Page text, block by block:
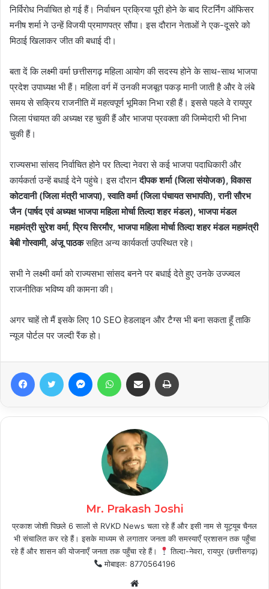
निर्विरोध निर्वाचित हो गई हैं। निर्वाचन प्रक्रिया पूरी होने के बाद रिटर्निंग ऑफिसर
मनीष शर्मा ने उन्हें विजयी प्रमाणपत्र सौंपा। इस दौरान नेताओं ने एक-दूसरे को
मिठाई खिलाकर जीत की बधाई दी।
बता दें कि लक्ष्मी वर्मा छत्तीसगढ़ महिला आयोग की सदस्य होने के साथ-साथ भाजपा
प्रदेश उपाध्यक्ष भी हैं। महिला वर्ग में उनकी मजबूत पकड़ मानी जाती है और वे लंबे
समय से सक्रिय राजनीति में महत्वपूर्ण भूमिका निभा रही हैं। इससे पहले वे रायपुर
जिला पंचायत की अध्यक्ष रह चुकी हैं और भाजपा प्रवक्ता की जिम्मेदारी भी निभा
चुकी हैं।
राज्यसभा सांसद निर्वाचित होने पर तिल्दा नेवरा से कई भाजपा पदाधिकारी और
कार्यकर्ता उन्हें बधाई देने पहुंचे। इस दौरानदीपक शर्मा (जिला संयोजक), विकास
कोटवानी (जिला मंत्री भाजपा), स्वाति वर्मा (जिला पंचायत सभापति), रानी सौरभ
जैन (पार्षद एवं अध्यक्ष भाजपा महिला मोर्चा तिल्दा शहर मंडल), भाजपा मंडल
महामंत्री सुरेश वर्मा, प्रिय सिरमौर, भाजपा महिला मोर्चा तिल्दा शहर मंडल महामंत्री
बेबी गोस्वामी, अंजू पाठकसहित अन्य कार्यकर्ता उपस्थित रहे।
सभी ने लक्ष्मी वर्मा को राज्यसभा सांसद बनने पर बधाई देते हुए उनके उज्ज्वल
राजनीतिक भविष्य की कामना की।
अगर चाहें तो मैं इसके लिए 10 SEO हेडलाइन और टैग्स भी बना सकता हूँ ताकि
न्यूज पोर्टल पर जल्दी रैंक हो।
FacebookTwitter MessengerWhatsAppShare via Email
Mr. Prakash Joshi
प्रकाश जोशी पिछले 6 सालों से RVKD News चला रहे हैं और इसी नाम से यूट्यूब चैनल
भी संचालित कर रहे हैं। इसके माध्यम से लगातार जनता की समस्याएँ प्रशासन तक पहुँचा
रहे हैं और शासन की योजनाएँ जनता तक पहुँचा रहे हैं।
तिल्दा-नेवरा, रायपुर (छत्तीसगढ़)
मोबाइल: 8770564196
Website